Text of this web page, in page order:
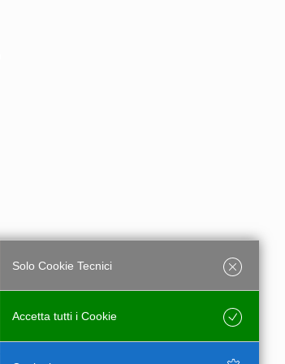
Accetta tutti i Cookie
Solo Cookie Tecnici
Salva